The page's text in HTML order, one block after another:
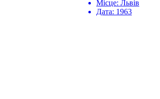
Місце: Львів
Дата: 1963